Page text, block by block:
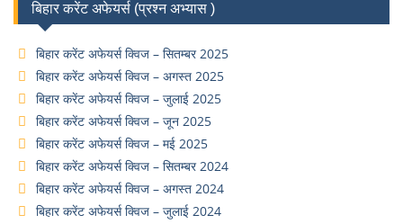
बिहार करेंट अफेयर्स (प्रश्न अभ्यास )
बिहार करेंट अफेयर्स क्विज – सितम्बर 2025
बिहार करेंट अफेयर्स क्विज – अगस्त 2025
बिहार करेंट अफेयर्स क्विज – जुलाई 2025
बिहार करेंट अफेयर्स क्विज – जून 2025
बिहार करेंट अफेयर्स क्विज – मई 2025
बिहार करेंट अफेयर्स क्विज – सितम्बर 2024
बिहार करेंट अफेयर्स क्विज – अगस्त 2024
बिहार करेंट अफेयर्स क्विज – जुलाई 2024